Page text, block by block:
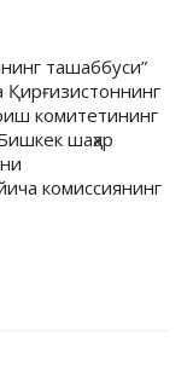
ташаббуси”
Қирғизистоннинг
комитетининг
шаҳар
комиссиянинг